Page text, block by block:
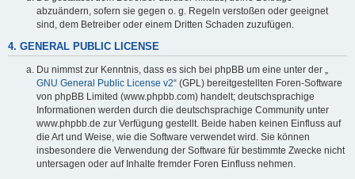
abzuändern, sofern sie gegen o. g. Regeln verstoßen oder geeignet
sind, dem Betreiber oder einem Dritten Schaden zuzufügen.
4. GENERAL PUBLIC LICENSE
Du nimmst zur Kenntnis, dass es sich bei phpBB um eine unter der „
GNU General Public License v2“ (GPL) bereitgestellten Foren-Software
von phpBB Limited (www.phpbb.com) handelt; deutschsprachige
Informationen werden durch die deutschsprachige Community unter
www.phpbb.de zur Verfügung gestellt. Beide haben keinen Einfluss auf
die Art und Weise, wie die Software verwendet wird. Sie können
insbesondere die Verwendung der Software für bestimmte Zwecke nicht
untersagen oder auf Inhalte fremder Foren Einfluss nehmen.